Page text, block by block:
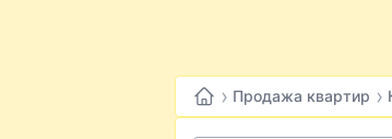
› Продажа квартир ›